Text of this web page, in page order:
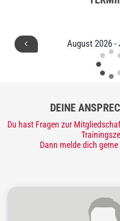
August 2026 -
DEINE
Du hast Fragen zur
Dann melde dich